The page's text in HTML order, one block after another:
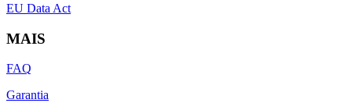
EU Data Act
MAIS
FAQ
Garantia